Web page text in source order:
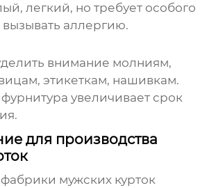
легкий, но требует особого
аллергию.
внимание молниям,
этикеткам, нашивкам.
увеличивает срок
для производства
фабрики мужских курток